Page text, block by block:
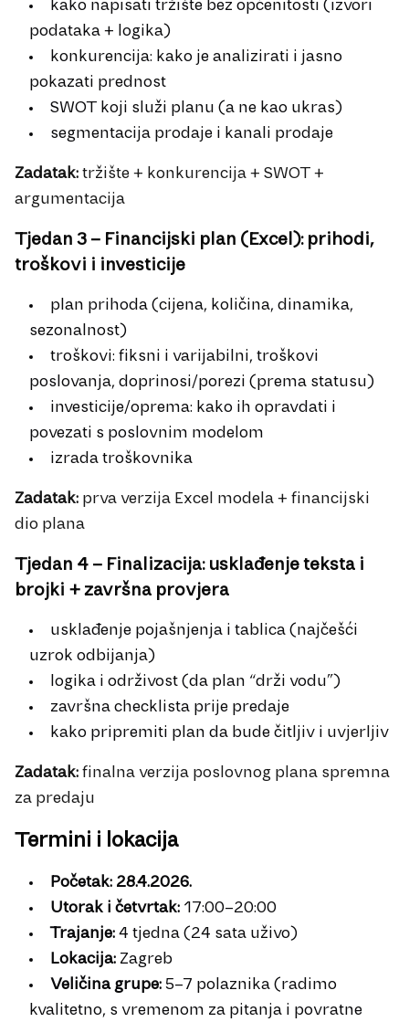
kako napisati tržište bez općenitosti (izvori
podataka + logika)
konkurencija: kako je analizirati i jasno
pokazati prednost
SWOT koji služi planu (a ne kao ukras)
segmentacija prodaje i kanali prodaje
Zadatak: tržište + konkurencija + SWOT +
argumentacija
Tjedan 3 – Financijski plan (Excel): prihodi,
troškovi i investicije
plan prihoda (cijena, količina, dinamika,
sezonalnost)
troškovi: fiksni i varijabilni, troškovi
poslovanja, doprinosi/porezi (prema statusu)
investicije/oprema: kako ih opravdati i
povezati s poslovnim modelom
izrada troškovnika
Zadatak: prva verzija Excel modela + financijski
dio plana
Tjedan 4 – Finalizacija: usklađenje teksta i
brojki + završna provjera
usklađenje pojašnjenja i tablica (najčešći
uzrok odbijanja)
logika i održivost (da plan “drži vodu”)
završna checklista prije predaje
kako pripremiti plan da bude čitljiv i uvjerljiv
Zadatak: finalna verzija poslovnog plana spremna
za predaju
Termini i lokacija
Početak: 28.4.2026.
Utorak i četvrtak: 17:00–20:00
Trajanje: 4 tjedna (24 sata uživo)
Lokacija: Zagreb
Veličina grupe: 5–7 polaznika (radimo
kvalitetno, s vremenom za pitanja i povratne